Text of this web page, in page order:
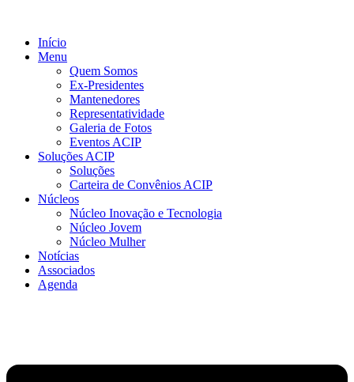
Início
Menu
Quem Somos
Ex-Presidentes
Mantenedores
Representatividade
Galeria de Fotos
Eventos ACIP
Soluções ACIP
Soluções
Carteira de Convênios ACIP
Núcleos
Núcleo Inovação e Tecnologia
Núcleo Jovem
Núcleo Mulher
Notícias
Associados
Agenda